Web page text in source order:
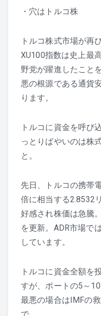
・穴はトルコ株
トルコ株式市場が再
XU100指数は史上最
野党が躍進したこと
悪の根源である通貨
ります。
トルコに資金を呼び
っとりばやいのは株
と。
先日、トルコの携帯
倍に相当する2.8532
好感され株価は急騰
を更新。ADR市場で
しています。
トルコに資金全額を
すが、ポートの5～
最悪の場合はIMFの